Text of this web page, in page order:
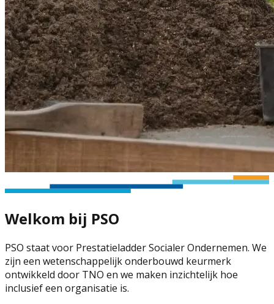
Welkom bij PSO
PSO staat voor Prestatieladder Socialer Ondernemen. We
zijn een wetenschappelijk onderbouwd keurmerk
ontwikkeld door TNO en we maken inzichtelijk hoe
inclusief een organisatie is.